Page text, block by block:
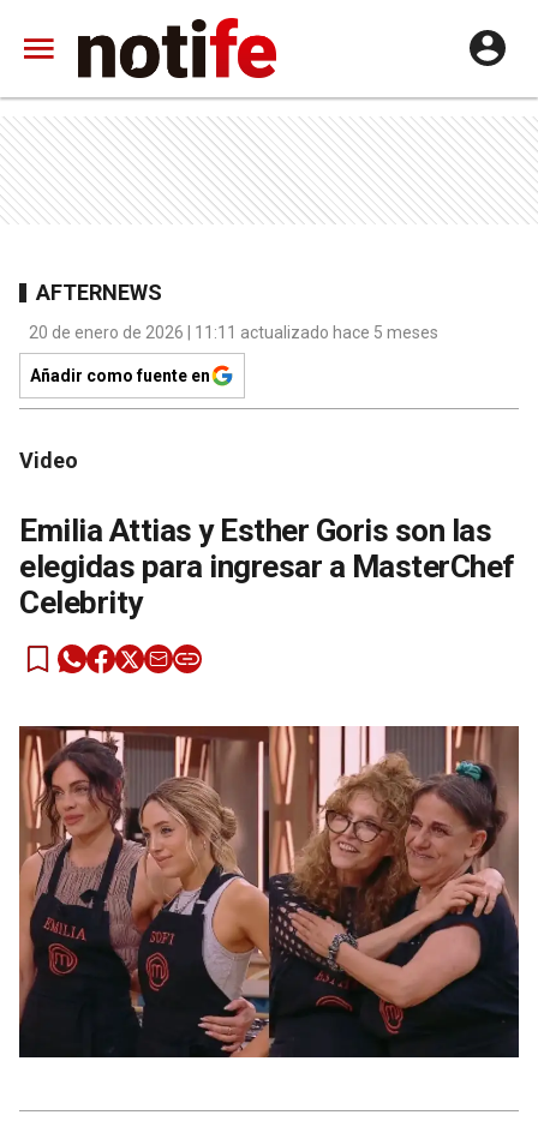
AFTERNEWS
20 de enero de 2026 | 11:11 actualizado hace 5 meses
Añadir como fuente en
Video
Emilia Attias y Esther Goris son las
elegidas para ingresar a MasterChef
Celebrity